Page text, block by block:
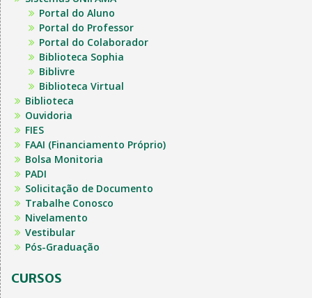
Portal do Aluno
Portal do Professor
Portal do Colaborador
Biblioteca Sophia
Biblivre
Biblioteca Virtual
Biblioteca
Ouvidoria
FIES
FAAI (Financiamento Próprio)
Bolsa Monitoria
PADI
Solicitação de Documento
Trabalhe Conosco
Nivelamento
Vestibular
Pós-Graduação
CURSOS